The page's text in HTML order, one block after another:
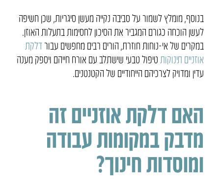
בנוסף, מומלץ לשמור על סביבה נקייה מעשן סיגריות, שכן חשיפה
לעשן הוכחה כגורם המגביר את הסיכון לחסימות בתעלות האוזן.
במקרים של אי-נוחות חוזרת, הורים רבים מחפשים עבורדלקת
אוזניים תינוקות טיפול טבעי שישתלב עם אורח חייהם ויספק מענה
עדין ומדויק לצרכיהם הייחודיים של הקטנטנים.
האם דלקת אוזניים זה
מדבק במקומות עבודה
ומוסדות חינוך?